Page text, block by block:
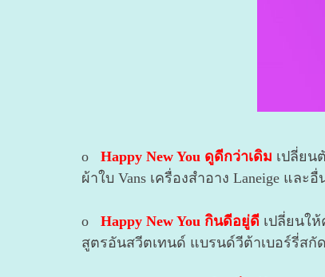
o Happy New You ดูดีกว่าเดิม เปลี่ยน
ผ้าใบ Vans เครื่องสำอาง Laneige และ
o Happy New You กินดีอยู่ดี เปลี่ยนใ
สูตรอันสวีตเทนด์ แบรนด์วีต้าเบอร์รี่ส